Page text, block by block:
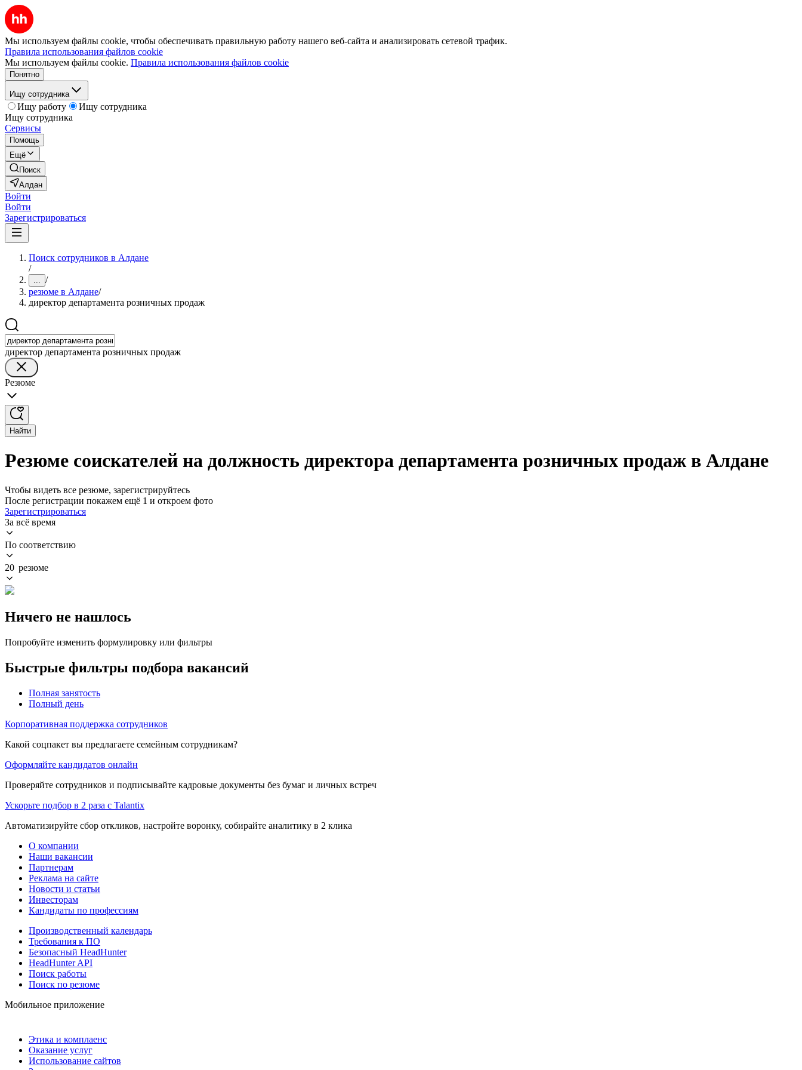
Мы используем файлы cookie, чтобы обеспечивать правильную работу нашего веб-сайта и анализировать сетевой трафик.
Правила использования файлов cookie
Мы используем файлы cookie. Правила использования файлов cookie
Понятно
Ищу сотрудника
Ищу работу
Ищу сотрудника
Ищу сотрудника
Сервисы
Помощь
Ещё
Поиск
Алдан
Войти
Войти
Зарегистрироваться
Поиск сотрудников в Алдане
/
... /
резюме в Алдане/
директор департамента розничных продаж
директор департамента розничных продаж
Резюме
Найти
Резюме соискателей на должность директора департамента розничных продаж в Алдане
Чтобы видеть все резюме, зарегистрируйтесь
После регистрации покажем ещё 1 и откроем фото
Зарегистрироваться
За всё время
По соответствию
20 резюме
Ничего не нашлось
Попробуйте изменить формулировку или фильтры
Быстрые фильтры подбора вакансий
Полная занятость
Полный день
Корпоративная поддержка сотрудников
Какой соцпакет вы предлагаете семейным сотрудникам?
Оформляйте кандидатов онлайн
Проверяйте сотрудников и подписывайте кадровые документы без бумаг и личных встреч
Ускорьте подбор в 2 раза с Talantix
Автоматизируйте сбор откликов, настройте воронку, собирайте аналитику в 2 клика
О компании
Наши вакансии
Партнерам
Реклама на сайте
Новости и статьи
Инвесторам
Кандидаты по профессиям
Производственный календарь
Требования к ПО
Безопасный HeadHunter
HeadHunter API
Поиск работы
Поиск по резюме
Мобильное приложение
Этика и комплаенс
Оказание услуг
Использование сайтов